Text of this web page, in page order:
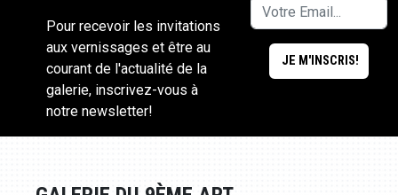
Pour recevoir les invitations
aux vernissages et être au
courant de l'actualité de la
galerie, inscrivez-vous à
notre newsletter!